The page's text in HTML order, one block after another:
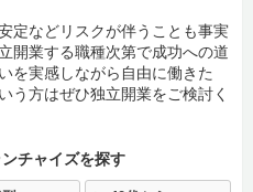
定などリスクが伴うことも事実
開業する職種次第で成功への道
を実感しながら自由に働きた
う方はぜひ独立開業をご検討く
チャイズを探す